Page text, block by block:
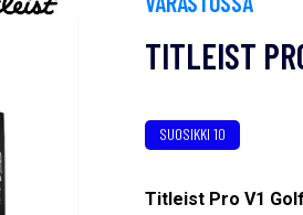
TITLEIST
SUOSIKKI 10
Titleist Pro V1